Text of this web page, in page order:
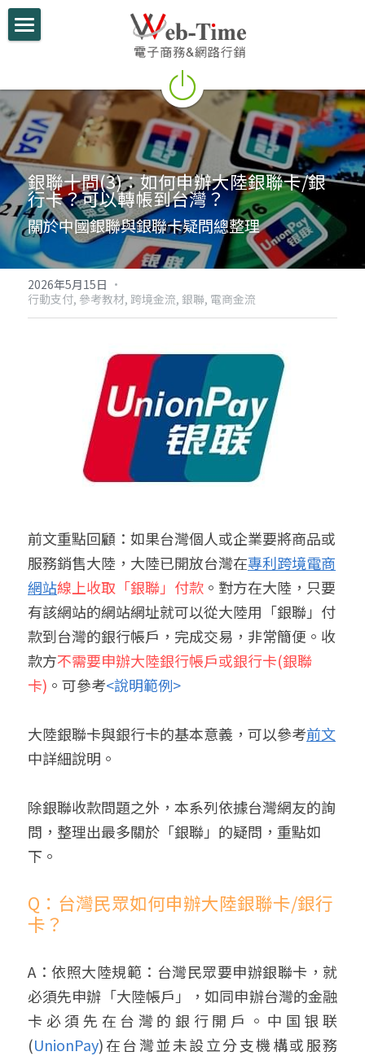
電商學堂
跨境電商
跨境行銷
微信行銷
網路開店
電商部落格
行動支付整合
跨境電商實績
銀聯十問(3)：如何申辦大陸銀聯卡/銀
行卡？可以轉帳到台灣？
關於中國銀聯與銀聯卡疑問總整理
2026年5月15日 ·
行動支付, 參考教材, 跨境金流, 銀聯, 電商金流
前文重點回顧：如果台灣個人或企業要將商品或
服務銷售大陸，大陸已開放台灣在專利跨境電商
網站線上收取「銀聯」付款 。對方在大陸，只要
有該網站的網站網址就可以從大陸用「銀聯」付
款到台灣的銀行帳戶，完成交易，非常簡便。收
款方不需要申辦大陸銀行帳戶或銀行卡(銀聯
卡) 。可參考<說明範例>
大陸銀聯卡與銀行卡的基本意義，可以參考前文
中詳細說明。
除銀聯收款問題之外，本系列依據台灣網友的詢
問，整理出最多關於「銀聯」的疑問，重點如
下。
Q：台灣民眾如何申辦大陸銀聯卡/銀行
卡？
‌A：依照大陸規範：台灣民眾要申辦銀聯卡，就
必須先申辦「大陸帳戶」，如同申辦台灣的金融
卡必須先在台灣的銀行開戶。中国银联
(UnionPay)在台灣並未設立分支機構或服務